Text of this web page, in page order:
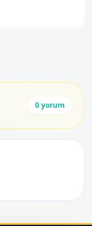
0yorum